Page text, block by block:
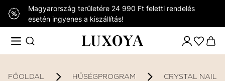
Magyarország területére 24 990 Ft feletti rendelés
esetén ingyenes a kiszállítás!
FŐOLDAL HŰSÉGPROGRAM CRYSTAL NAILS